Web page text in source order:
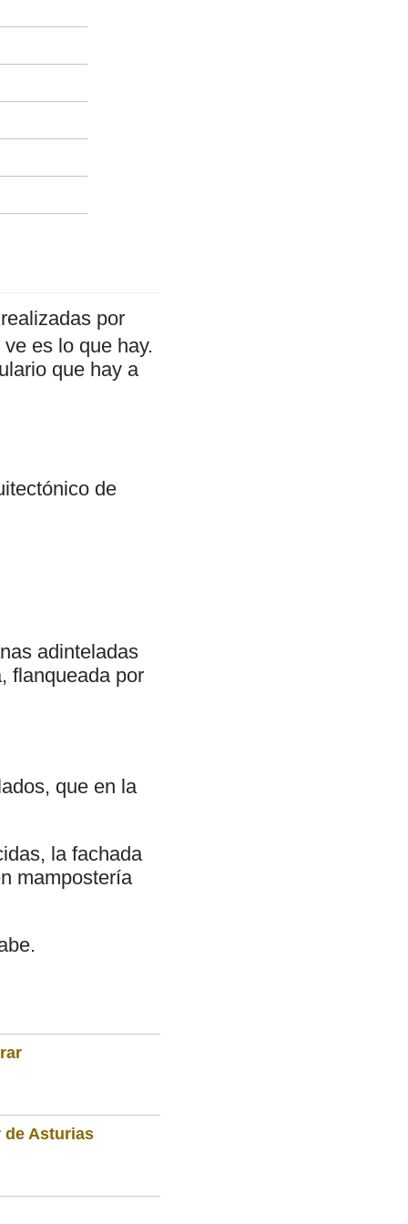
por
es lo que hay.
que hay a
de
adinteladas
flanqueada por
que en la
la fachada
mampostería
de Asturias